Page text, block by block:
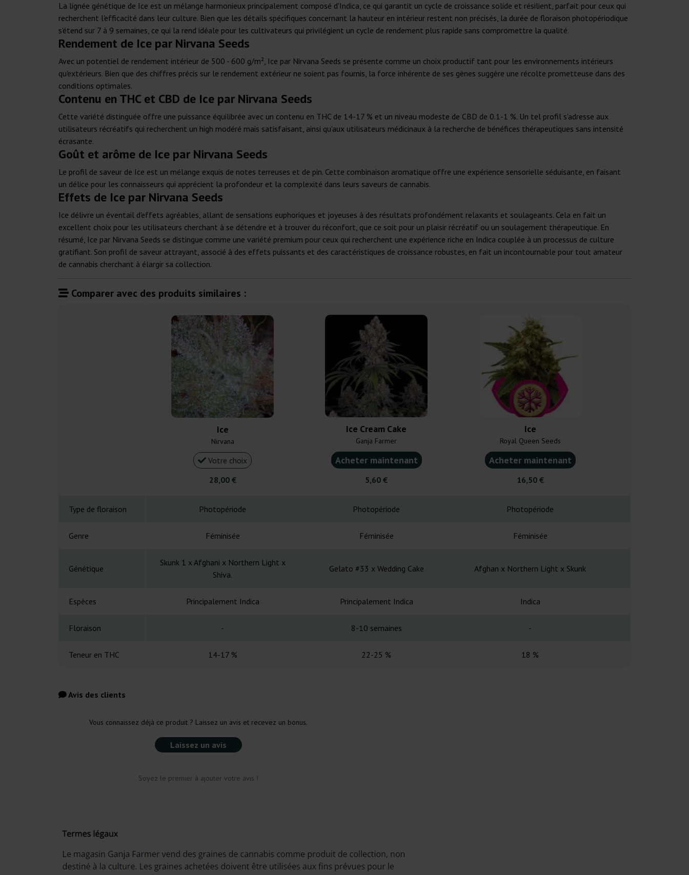
La lignée génétique de Ice est un mélange harmonieux principalement composé d'Indica, ce qui garantit un cycle de croissance solide et résilient, parfait pour ceux qui
recherchent l'efficacité dans leur culture. Bien que les détails spécifiques concernant la hauteur en intérieur restent non précisés, la durée de floraison photopériodique
s'étend sur 7 à 9 semaines, ce qui la rend idéale pour les cultivateurs qui privilégient un cycle de rendement plus rapide sans compromettre la qualité.
Rendement de Ice par Nirvana Seeds
Avec un potentiel de rendement intérieur de 500 - 600 g/m², Ice par Nirvana Seeds se présente comme un choix productif tant pour les environnements intérieurs
qu'extérieurs. Bien que des chiffres précis sur le rendement extérieur ne soient pas fournis, la force inhérente de ses gènes suggère une récolte prometteuse dans des
conditions optimales.
Contenu en THC et CBD de Ice par Nirvana Seeds
Cette variété distinguée offre une puissance équilibrée avec un contenu en THC de 14-17 % et un niveau modeste de CBD de 0.1-1 %. Un tel profil s'adresse aux
utilisateurs récréatifs qui recherchent un high modéré mais satisfaisant, ainsi qu'aux utilisateurs médicinaux à la recherche de bénéfices thérapeutiques sans intensité
écrasante.
Goût et arôme de Ice par Nirvana Seeds
Le profil de saveur de Ice est un mélange exquis de notes terreuses et de pin. Cette combinaison aromatique offre une expérience sensorielle séduisante, en faisant
un délice pour les connaisseurs qui apprécient la profondeur et la complexité dans leurs saveurs de cannabis.
Effets de Ice par Nirvana Seeds
Ice délivre un éventail d'effets agréables, allant de sensations euphoriques et joyeuses à des résultats profondément relaxants et soulageants. Cela en fait un
excellent choix pour les utilisateurs cherchant à se détendre et à trouver du réconfort, que ce soit pour un plaisir récréatif ou un soulagement thérapeutique. En
résumé, Ice par Nirvana Seeds se distingue comme une variété premium pour ceux qui recherchent une expérience riche en Indica couplée à un processus de culture
gratifiant. Son profil de saveur attrayant, associé à des effets puissants et des caractéristiques de croissance robustes, en fait un incontournable pour tout amateur
de cannabis cherchant à élargir sa collection.
Comparer avec des produits similaires :
Ice
Nirvana
Votre choix
28,00 €
Ice Cream Cake
Ganja Farmer
Acheter maintenant
5,60 €
Ice
Royal Queen Seeds
Acheter maintenant
16,50 €
Type de floraison Photopériode Photopériode Photopériode
Genre Féminisée Féminisée Féminisée
Génétique
Skunk 1 x Afghani x Northern Light x
Shiva.
Gelato #33 x Wedding Cake Afghan x Northern Light x Skunk
Espèces Principalement Indica Principalement Indica Indica
Floraison - 8-10 semaines -
Teneur en THC 14-17 % 22-25 % 18 %
Avis des clients
Vous connaissez déjà ce produit ? Laissez un avis et recevez un bonus.
Laissez un avis
Soyez le premier à ajouter votre avis !